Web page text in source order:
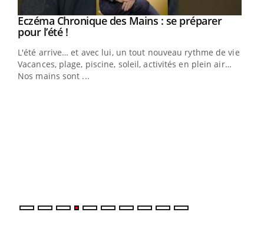
Youtube
Eczéma Chronique des Mains : se préparer
pour l’été !Youtube
L'été arrive… et avec lui, un tout nouveau rythme de vie !
Vacances, plage, piscine, soleil, activités en plein air…
Nos mains sont ...